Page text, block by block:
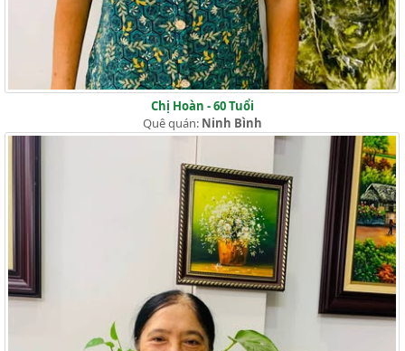
Chị Hoàn - 60 Tuổi
Quê quán: Ninh Bình